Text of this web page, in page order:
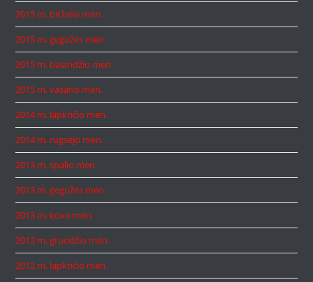
2015 m. birželio mėn.
2015 m. gegužės mėn.
2015 m. balandžio mėn.
2015 m. vasario mėn.
2014 m. lapkričio mėn.
2014 m. rugsėjo mėn.
2013 m. spalio mėn.
2013 m. gegužės mėn.
2013 m. kovo mėn.
2012 m. gruodžio mėn.
2012 m. lapkričio mėn.